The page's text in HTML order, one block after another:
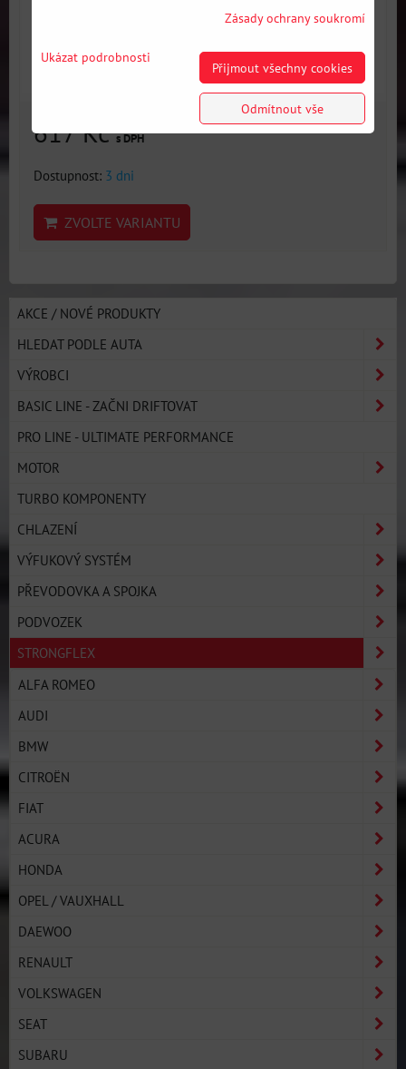
617 Kčs DPH
Dostupnost: 3 dni
ZVOLTE VARIANTU
AKCE / NOVÉ PRODUKTY
HLEDAT PODLE AUTA
VÝROBCI
BASIC LINE - ZAČNI DRIFTOVAT
PRO LINE - ULTIMATE PERFORMANCE
MOTOR
TURBO KOMPONENTY
CHLAZENÍ
VÝFUKOVÝ SYSTÉM
PŘEVODOVKA A SPOJKA
PODVOZEK
STRONGFLEX
ALFA ROMEO
AUDI
BMW
CITROËN
FIAT
ACURA
HONDA
OPEL / VAUXHALL
DAEWOO
RENAULT
VOLKSWAGEN
SEAT
SUBARU
Zásady ochrany soukromí
Ukázat podrobnosti
Přijmout všechny cookies
Odmítnout vše